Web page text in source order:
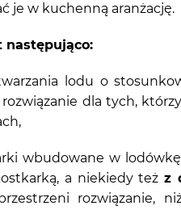
je w kuchenną aranżację.
następująco:
lodu o
dla tych,
wbudowane w
a niekiedy teżz